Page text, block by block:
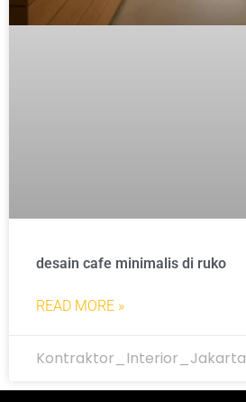
desain cafe minimalis di ruko
READ MORE »
Kontraktor_Interior_Jakarta